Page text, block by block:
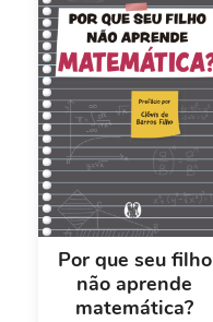
Por que seu filho
não aprende
matemática?